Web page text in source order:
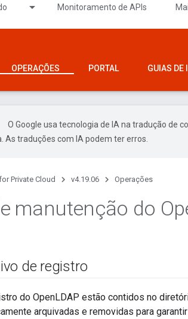
Monitoramento de APIs
OPERAÇÕES PORTAL GUIAS DE
O Google usa tecnologia de IA na tradução de
As traduções com IA podem ter erros.
Private Cloud v4.19.06 Operações
manutenção do
de registro
do OpenLDAP estão contidos no
arquivadas e removidas para